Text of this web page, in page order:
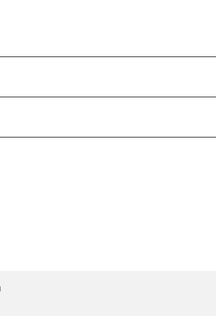
верхнем углу.
к оформлению".
доставки и оплаты, далее нажмите
Вас.
вашего бренда в нужный бренд
стопы в сантиметрах.
товарный вид изделия, бирки
также сразу же придет смс и имейл,